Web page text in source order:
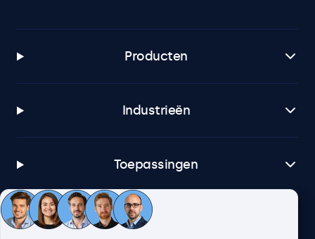
Producten
Industrieën
Toepassingen
Klantenservice